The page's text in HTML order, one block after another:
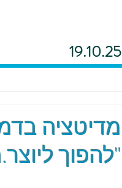
19.10.25
מדיטציה
"להפוך